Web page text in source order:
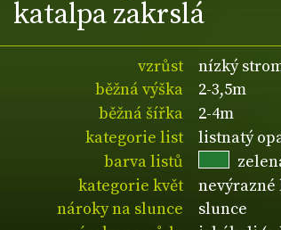
katalpa zakrslá
vzrůst
nízký
běžná výška
2-3,5m
běžná šířka
2-4m
kategorie list
listnatý
barva listů
kategorie květ
nevýrazné
nároky na slunce
slunce